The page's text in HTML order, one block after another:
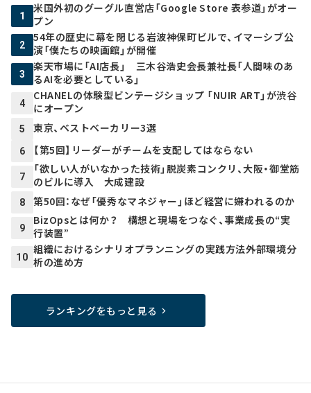
1
米国外初のグーグル直営店「Google Store 表参道」がオー
プン
2
54年の歴史に幕を閉じる岩波神保町ビルで、イマーシブ公
演「僕たちの映画館」が開催
3
楽天市場に「AI店長」 三木谷浩史会長兼社長「人間味のあ
るAIを必要としている」
4
CHANELの体験型ビンテージショップ 「NUIR ART」が渋谷
にオープン
5 東京、ベストベーカリー3選
6 【第5回】リーダーがチームを支配してはならない
7
「欲しい人がいなかった技術」脱炭素コンクリ、大阪・御堂筋
のビルに導入 大成建設
8 第50回：なぜ「優秀なマネジャー」ほど経営に嫌われるのか
9
BizOpsとは何か？ 構想と現場をつなぐ、事業成長の“実
行装置”
10
組織におけるシナリオプランニングの実践方法――外部環境分
析の進め方
ランキングをもっと見る